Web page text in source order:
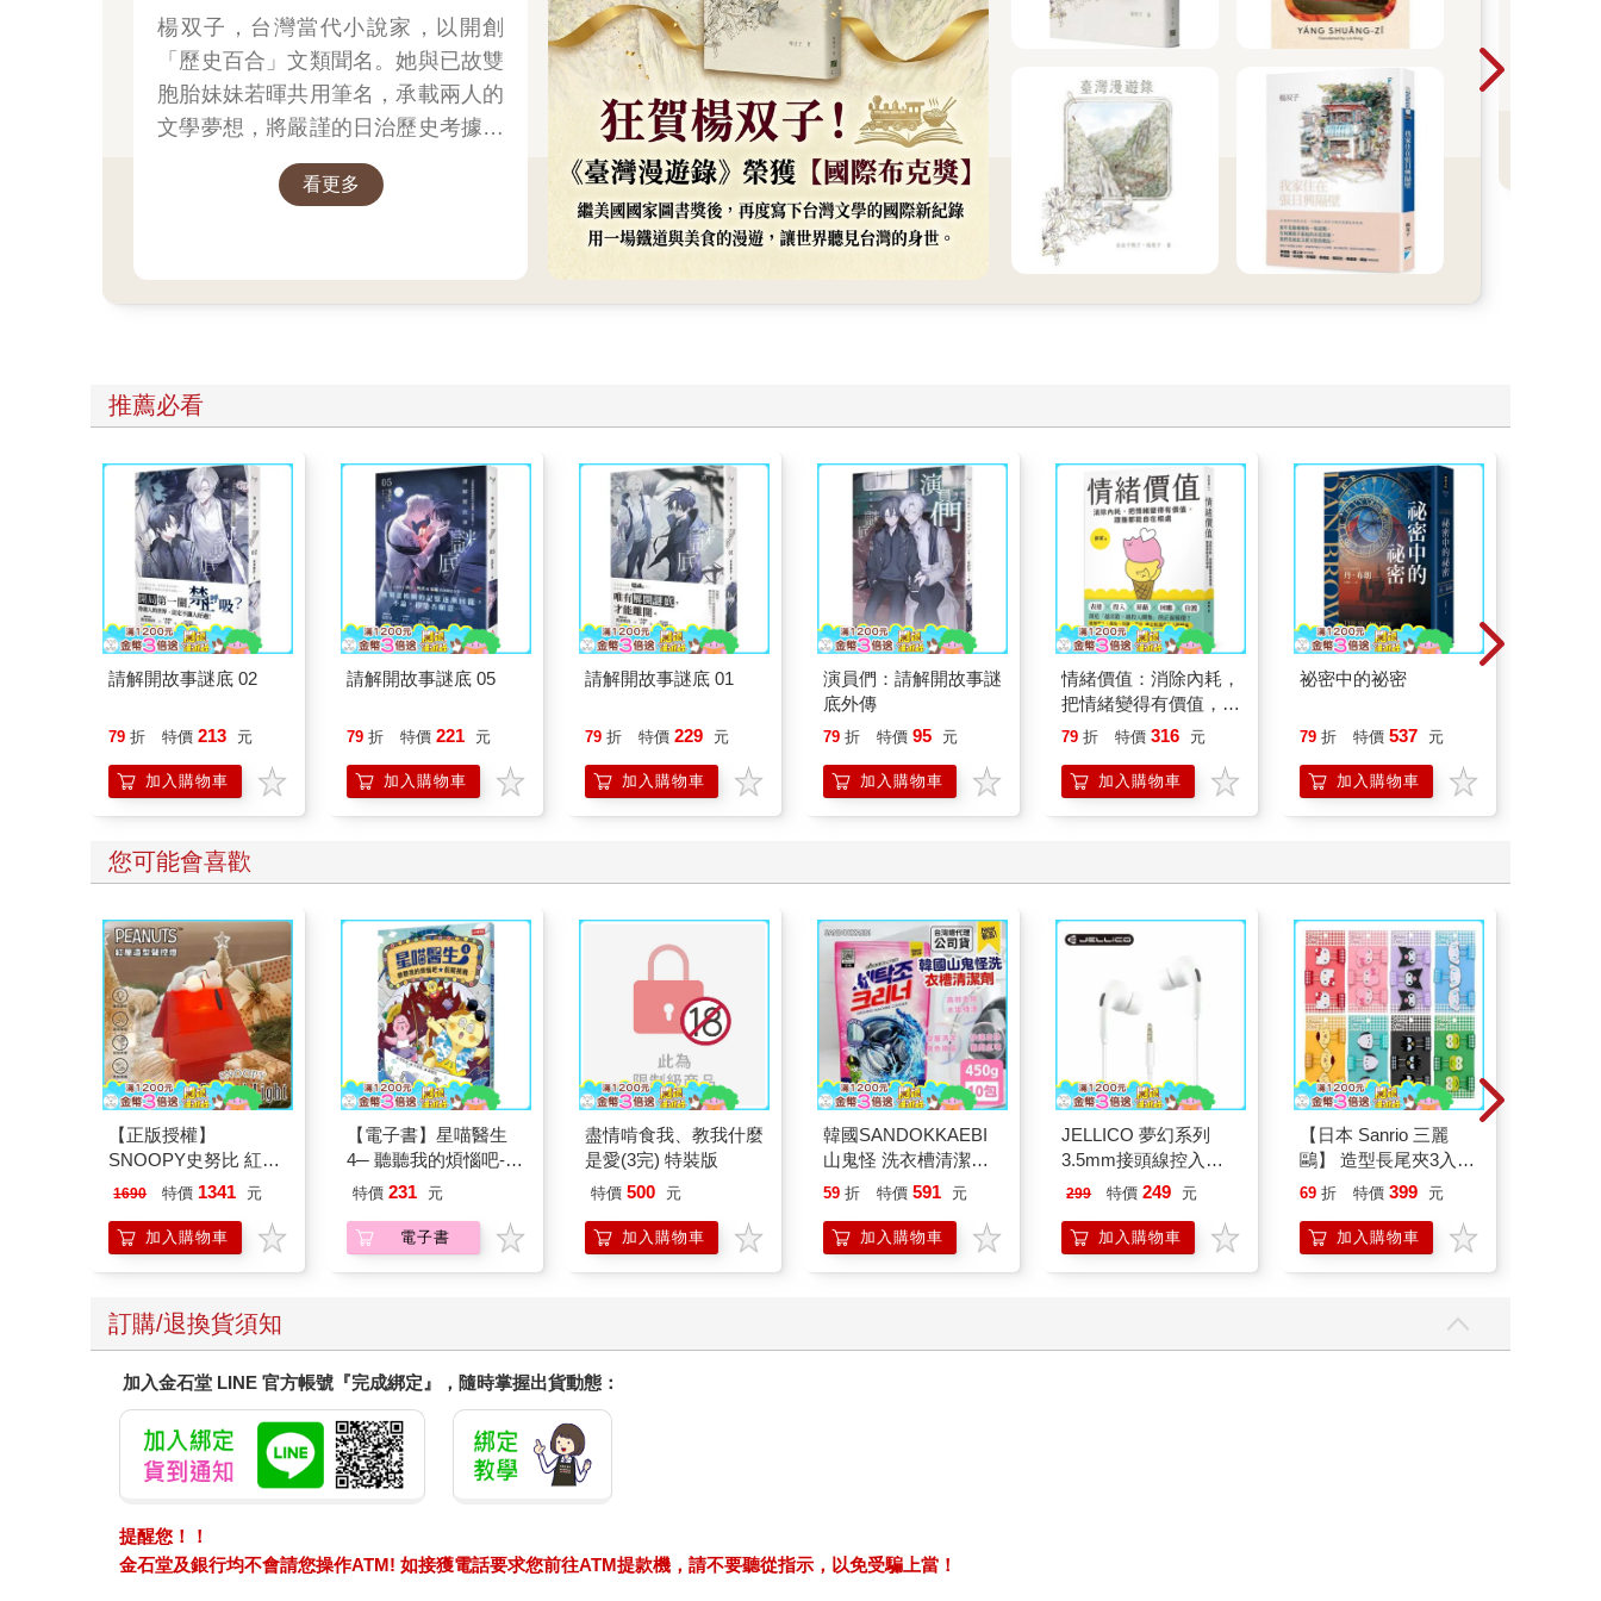
獎後，再奪【國際布克
獎】
楊双子，台灣當代小說家，以開創
「歷史百合」文類聞名。她與已故雙
胞胎妹妹若暉共用筆名，承載兩人的
文學夢想，將嚴謹的日治歷史考據融
入女性同性情誼。其長篇小說《臺灣
漫遊錄》透過鐵道旅行與地道美食探
看更多
推薦必看
請解開故事謎底 02
79 折 特價 213 元
加入購物車
請解開故事謎底 05
79 折 特價 221 元
加入購物車
請解開故事謎底 01
79 折 特價 229 元
加入購物車
演員們：請解開故事謎
底外傳
79 折 特價 95 元
加入購物車
情緒價值：消除內耗，
把情緒變得有價值，跟
誰都能自在相處
79 折 特價 316 元
加入購物車
祕密中的祕密
79 折 特價 537 元
加入購物車
您可能會喜歡
【正版授權】
SNOOPY史努比 紅屋
造型聲控燈 夜燈 氣氛
1690 特價 1341 元
加入購物車
【電子書】星喵醫生
4─ 聽聽我的煩惱吧-假
期挑戰
特價 231 元
電子書
盡情啃食我、教我什麼
是愛(3完) 特裝版
特價 500 元
加入購物車
韓國SANDOKKAEBI
山鬼怪 洗衣槽清潔劑
450公克-10包組
59 折 特價 591 元
加入購物車
JELLICO 夢幻系列
3.5mm接頭線控入耳
式耳機 JEE-X12-WT
299 特價 249 元
加入購物車
【日本 Sanrio 三麗
鷗】 造型長尾夾3入組
(8款可選) 凱蒂貓 Hello
企鵝
69 折 特價 399 元
加入購物車
訂購/退換貨須知
加入金石堂 LINE 官方帳號『完成綁定』，隨時掌握出貨動態：
提醒您！！
金石堂及銀行均不會請您操作ATM! 如接獲電話要求您前往ATM提款機，請不要聽從指示，以免受騙上當！